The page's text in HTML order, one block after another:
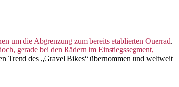
um die Abgrenzung zum bereits etablierten Querrad.
gerade bei den Rädern im Einstiegssegment,
Trend des „Gravel Bikes“ übernommen und weltweit